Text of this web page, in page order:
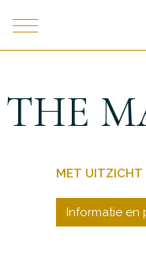
THE
MET UITZICHT
Informatie en